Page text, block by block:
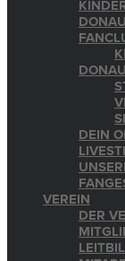
DEIN
VEREIN
DER